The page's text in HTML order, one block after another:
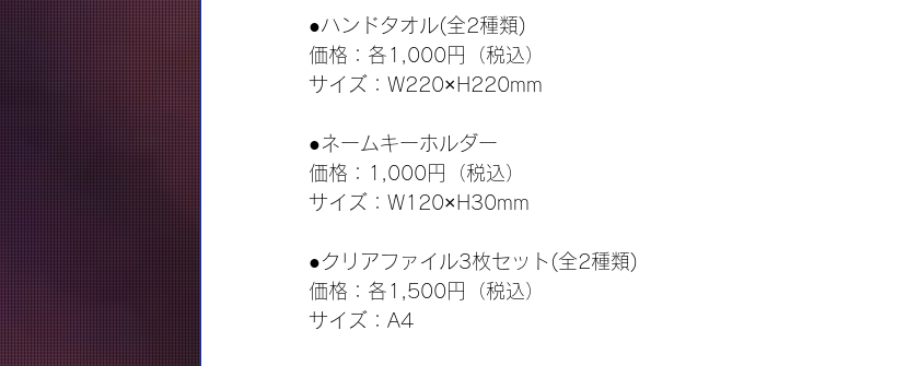
●ハンドタオル(全2種類)
価格：各1,000円（税込）
サイズ：W220×H220mm
●ネームキーホルダー
価格：1,000円（税込）
サイズ：W120×H30mm
●クリアファイル3枚セット(全2種類)
価格：各1,500円（税込）
サイズ：A4